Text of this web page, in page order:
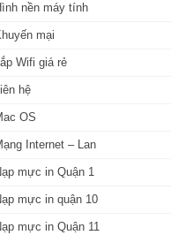
nền máy tính
mại
Wifi giá rẻ
hệ
OS
Internet – Lan
mực in Quận 1
mực in quận 10
mực in Quận 11